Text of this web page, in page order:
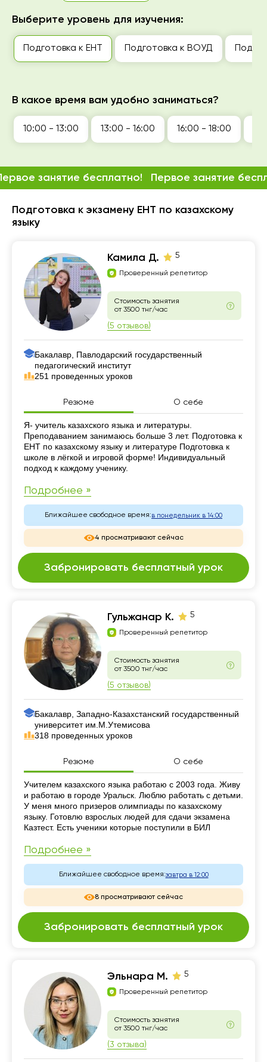
Подготовка к экзамену ЕНТ по казахскому
языку
Камила Д. 5
Проверенный репетитор
Стоимость занятия
от 3500 тнг/час
(5 отзывов)
Бакалавр, Павлодарский государственный
педагогический институт
251 проведенных уроков
Резюме О себе
Резюме
Я- учитель казахского языка и литературы.
Преподаванием занимаюсь больше 3 лет. Подготовка к
ЕНТ по казахскому языку и литературе Подготовка к
школе в лёгкой и игровой форме! Индивидуальный
подход к каждому ученику.
Подробнее »
Ближайшее свободное время:в понедельник в 14:00
4 просматривают сейчас
Забронировать бесплатный урок
Гульжанар К. 5
Проверенный репетитор
Стоимость занятия
от 3500 тнг/час
(5 отзывов)
Бакалавр, Западно-Казахстанский государственный
университет им.М.Утемисова
318 проведенных уроков
Резюме О себе
Резюме
Учителем казахского языка работаю с 2003 года. Живу
и работаю в городе Уральск. Люблю работать с детьми.
У меня много призеров олимпиады по казахскому
языку. Готовлю взрослых людей для сдачи экзамена
Казтест. Есть ученики которые поступили в БИЛ
Подробнее »
Ближайшее свободное время:завтра в 12:00
8 просматривают сейчас
Забронировать бесплатный урок
Эльнара М. 5
Проверенный репетитор
Стоимость занятия
от 3500 тнг/час
(3 отзыва)
занятие бесплатно! Первое занятие
Выберите уровень для изучения:
Подготовка к ЕНТ Подготовка к ВОУД
В какое время вам удобно заниматься?
10:00 - 13:00 13:00 - 16:00 16:00 - 18:00